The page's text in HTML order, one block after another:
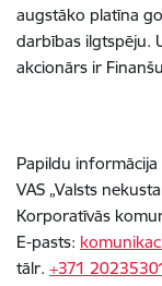
augstāko platīna
darbības ilgtspēju.
akcionārs ir
Papildu informācija
VAS „Valsts
Korporatīvās
E-pasts:
tālr. +371